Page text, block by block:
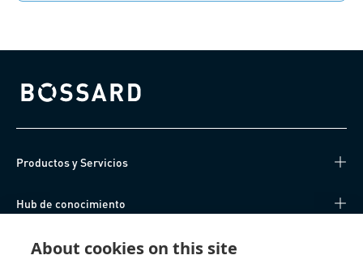
About cookies on this site
Bossard homepage
Productos y Servicios
Hub de conocimiento
Acceso Directo